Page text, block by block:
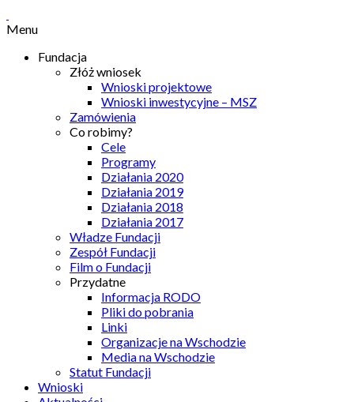
Menu
Fundacja
Złóż wniosek
Wnioski projektowe
Wnioski inwestycyjne – MSZ
Zamówienia
Co robimy?
Cele
Programy
Działania 2020
Działania 2019
Działania 2018
Działania 2017
Władze Fundacji
Zespół Fundacji
Film o Fundacji
Przydatne
Informacja RODO
Pliki do pobrania
Linki
Organizacje na Wschodzie
Media na Wschodzie
Statut Fundacji
Wnioski